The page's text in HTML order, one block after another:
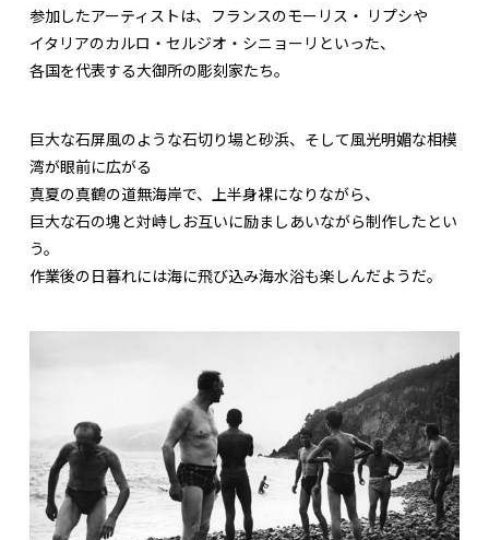
参加したアーティストは、フランスのモーリス・ リプシや
イタリアのカルロ・セルジオ・シニョーリといった、
各国を代表する大御所の彫刻家たち。
巨大な石屏風のような石切り場と砂浜、そして風光明媚な相模
湾が眼前に広がる
真夏の真鶴の道無海岸で、上半身裸になりながら、
巨大な石の塊と対峙しお互いに励ましあいながら制作したとい
う。
作業後の日暮れには海に飛び込み海水浴も楽しんだようだ。